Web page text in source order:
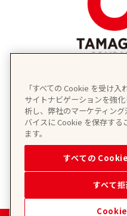
「すべての Cookie を受け入
サイトナビゲーションを強
析し、弊社のマーケティン
バイスに Cookie を保存する
ます。
すべての
すべて